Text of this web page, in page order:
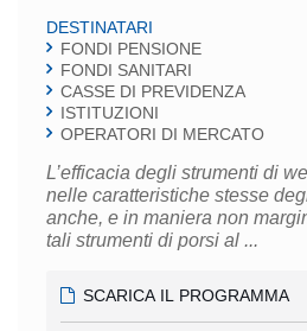
DESTINATARI
FONDI PENSIONE
FONDI SANITARI
CASSE DI PREVIDENZA
ISTITUZIONI
OPERATORI DI MERCATO
L’efficacia degli strumenti di
nelle caratteristiche stesse
anche, e in maniera non
tali strumenti di porsi al ...
SCARICA IL PROGRAMMA